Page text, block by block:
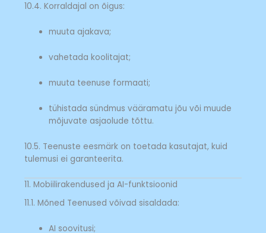
10.4. Korraldajal on õigus:
muuta ajakava;
vahetada koolitajat;
muuta teenuse formaati;
tühistada sündmus vääramatu jõu või muude
mõjuvate asjaolude tõttu.
10.5. Teenuste eesmärk on toetada kasutajat, kuid
tulemusi ei garanteerita.
11. Mobiilirakendused ja AI-funktsioonid
11.1. Mõned Teenused võivad sisaldada:
AI soovitusi;